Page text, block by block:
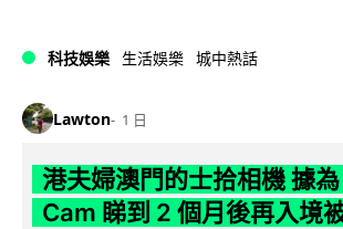
科技娛樂 生活娛樂 城中熱話
Lawton 1 日
港夫婦澳門的士拾相機 據
Cam 睇到 2 個月後再入境